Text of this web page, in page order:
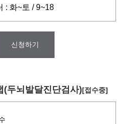
: 화~토 / 9~18
신청하기
(두뇌발달진단검사)[접수중]